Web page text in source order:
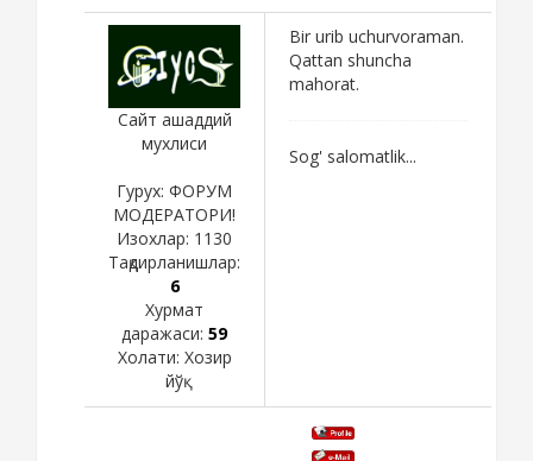
Сайт ашаддий
мухлиси
Гурух: ФОРУМ
МОДЕРАТОРИ!
Изохлар: 1130
Тақдирланишлар:
6
Хурмат
даражаси: 59
Холати: Хозир
йўқ
Bir urib uchurvoraman.
Qattan shuncha
mahorat.
Sog' salomatlik...